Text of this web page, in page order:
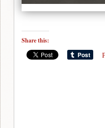
Share this: